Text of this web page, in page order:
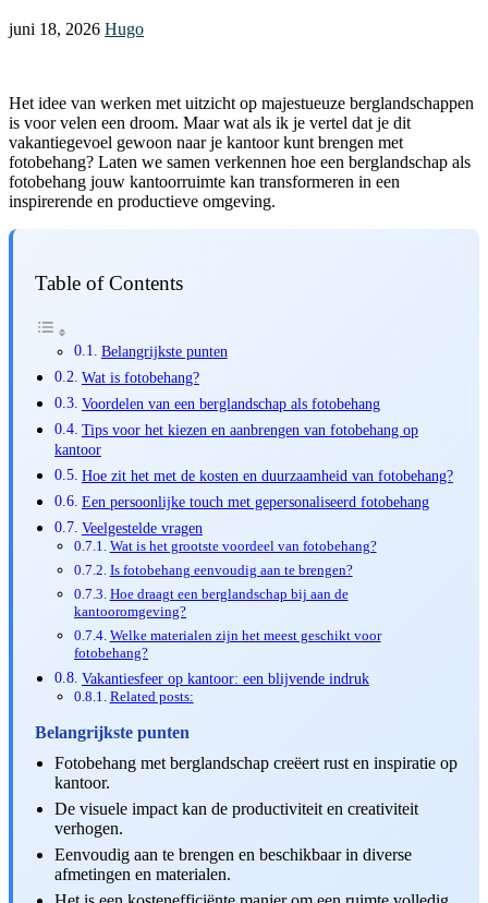
juni 18, 2026 Hugo
Het idee van werken met uitzicht op majestueuze berglandschappen
is voor velen een droom. Maar wat als ik je vertel dat je dit
vakantiegevoel gewoon naar je kantoor kunt brengen met
fotobehang? Laten we samen verkennen hoe een berglandschap als
fotobehang jouw kantoorruimte kan transformeren in een
inspirerende en productieve omgeving.
Table of Contents
Belangrijkste punten
Wat is fotobehang?
Voordelen van een berglandschap als fotobehang
Tips voor het kiezen en aanbrengen van fotobehang op
kantoor
Hoe zit het met de kosten en duurzaamheid van fotobehang?
Een persoonlijke touch met gepersonaliseerd fotobehang
Veelgestelde vragen
Wat is het grootste voordeel van fotobehang?
Is fotobehang eenvoudig aan te brengen?
Hoe draagt een berglandschap bij aan de
kantooromgeving?
Welke materialen zijn het meest geschikt voor
fotobehang?
Vakantiesfeer op kantoor: een blijvende indruk
Related posts:
Belangrijkste punten
Fotobehang met berglandschap creëert rust en inspiratie op
kantoor.
De visuele impact kan de productiviteit en creativiteit
verhogen.
Eenvoudig aan te brengen en beschikbaar in diverse
afmetingen en materialen.